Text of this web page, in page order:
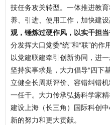
技任务攻关转型。一体推进教
养、引进、使用工作，加快建设
观，锤炼过硬作风，以实干担
分发挥大口党委“统”和“联”的
以党建联建牵引创新协同，进
坚持实事求是，大力倡导“四下
立健全长周期评价、容错纠错
一任干。大力传承弘扬科学家
建设上海（长三角）国际科创
新的努力和更大贡献。